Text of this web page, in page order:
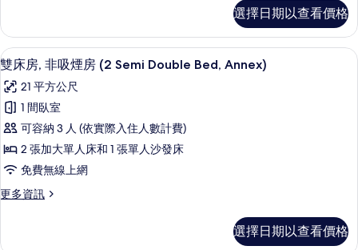
的
所
有
相
片
3rd
Adult)
的
詳
情
吸
煙
房
(2
Semi-
double
Bed)
的
有
片
客
房,
無
礙,
非
吸
煙
房
(2
Semi-
double
選擇日期以查看價格
顯
示
雙
床
房,
非
煙
(2
客房內保險箱、筆電工作空間、熨斗/
9
雙床房, 非吸煙房 (2 Semi Double Bed, Annex)
21 平方公尺
1 間臥室
可容納 3 人 (依實際入住人數計費)
2 張加大單人床和 1 張單人沙發床
免費無線上網
更多資訊
更
選擇日期以查看價格